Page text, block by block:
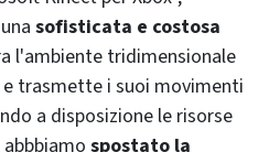
sofisticata e costosa
l'ambiente tridimensionale
trasmette i suoi movimenti
a disposizione le risorse
abbbiamospostato la